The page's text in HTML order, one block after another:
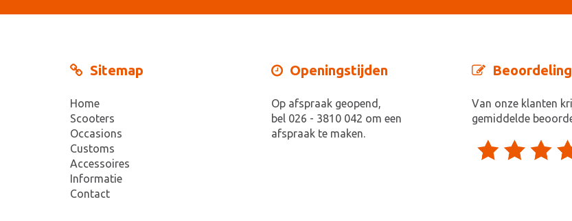
Sitemap
Home
Scooters
Occasions
Customs
Accessoires
Informatie
Contact
Openingstijden
Op afspraak geopend,
bel 026 - 3810 042 om een
afspraak te maken.
Beoordeling
Van onze klanten
gemiddelde